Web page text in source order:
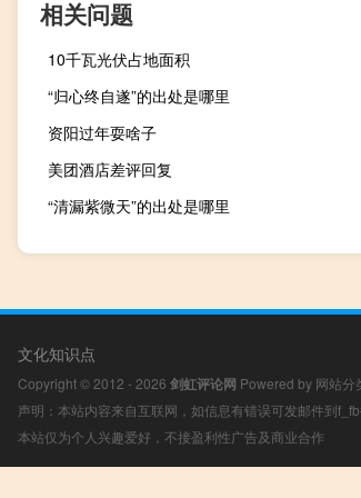
相关问题
10千瓦光伏占地面积
“归心终自遂”的出处是哪里
资阳过年耍啥子
美团酒店差评回复
“清漏紫微天”的出处是哪里
文化知识点
Copyright © 2012 - 2026 剑虹评论网 Powered by 网站分
声明：本站内容来自互联网，如信息有错误可发邮件到
本站仅为个人兴趣爱好，不接盈利性广告及商业合作